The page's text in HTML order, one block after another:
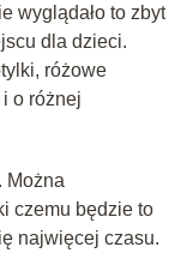
wyglądało to zbyt
dla dzieci.
różowe
o różnej
Można
czemu będzie to
najwięcej czasu.